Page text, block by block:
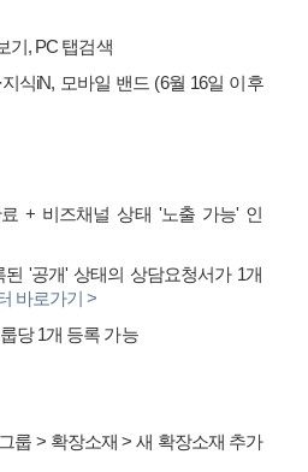
기 , PC 탭검색
·지식iN, 모바일 밴드 (6월 16일 이후
+ 비즈채널 상태 '노출 가능' 인
'공개' 상태의 상담요청서가1개
바로가기 >
당1개 등록 가능
룹 > 확장소재 > 새 확장소재 추가